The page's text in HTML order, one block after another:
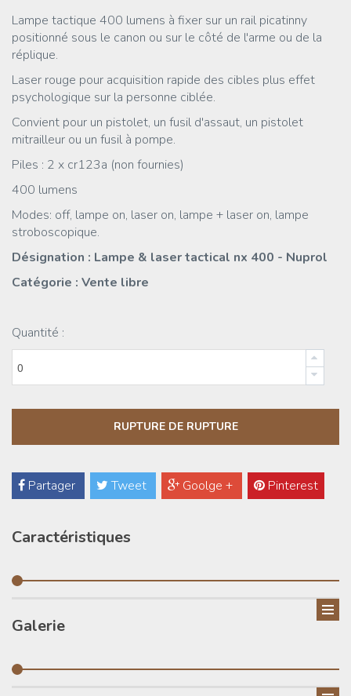
Lampe tactique 400 lumens à fixer sur un rail picatinny
positionné sous le canon ou sur le côté de l'arme ou de la
réplique.
Laser rouge pour acquisition rapide des cibles plus effet
psychologique sur la personne ciblée.
Convient pour un pistolet, un fusil d'assaut, un pistolet
mitrailleur ou un fusil à pompe.
Piles : 2 x cr123a (non fournies)
400 lumens
Modes: off, lampe on, laser on, lampe + laser on, lampe
stroboscopique.
Désignation : Lampe & laser tactical nx 400 - Nuprol
Catégorie : Vente libre
Quantité :
Partager Tweet Goolge + Pinterest
Caractéristiques
Galerie